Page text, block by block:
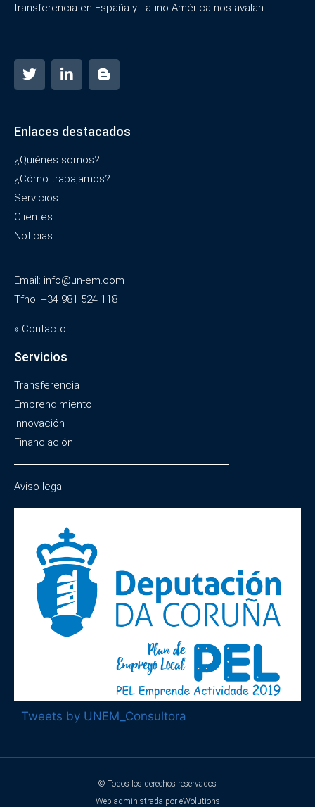
transferencia en España y Latino América nos avalan.
Enlaces destacados
¿Quiénes somos?
¿Cómo trabajamos?
Servicios
Clientes
Noticias
Email: info@un-em.com
Tfno: +34 981 524 118
» Contacto
Servicios
Transferencia
Emprendimiento
Innovación
Financiación
Aviso legal
Tweets by UNEM_Consultora
© Todos los derechos reservados
Web administrada por eWolutions